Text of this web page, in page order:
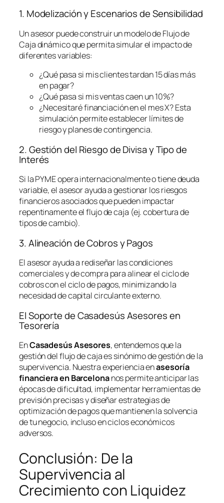
1. Modelización y Escenarios de Sensibilidad
Un asesor puede construir un modelo de Flujo de
Caja dinámico que permita simular el impacto de
diferentes variables:
¿Qué pasa si mis clientes tardan 15 días más
en pagar?
¿Qué pasa si mis ventas caen un 10%?
¿Necesitaré financiación en el mes X? Esta
simulación permite establecer límites de
riesgo y planes de contingencia.
2. Gestión del Riesgo de Divisa y Tipo de
Interés
Si la PYME opera internacionalmente o tiene deuda
variable, el asesor ayuda a gestionar los riesgos
financieros asociados que pueden impactar
repentinamente el flujo de caja (ej. cobertura de
tipos de cambio).
3. Alineación de Cobros y Pagos
El asesor ayuda a rediseñar las condiciones
comerciales y de compra para alinear el ciclo de
cobros con el ciclo de pagos, minimizando la
necesidad de capital circulante externo.
El Soporte de Casadesús Asesores en
Tesorería
EnCasadesús Asesores, entendemos que la
gestión del flujo de caja es sinónimo de gestión de la
supervivencia. Nuestra experiencia enasesoría
financiera en Barcelonanos permite anticipar las
épocas de dificultad, implementar herramientas de
previsión precisas y diseñar estrategias de
optimización de pagos que mantienen la solvencia
de tu negocio, incluso en ciclos económicos
adversos.
Conclusión: De la
Supervivencia al
Crecimiento con Liquidez